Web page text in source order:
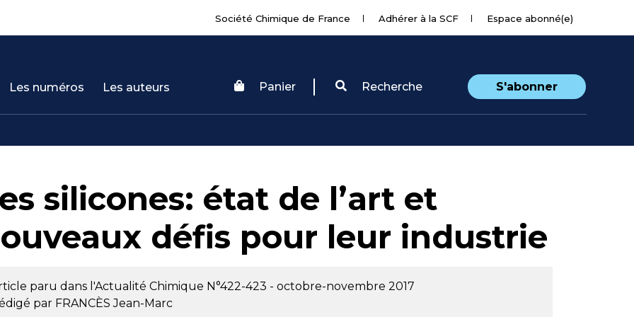
Société Chimique de France Adhérer à la SCF Espace abonné(e)
Les numéros Les auteurs Panier Recherche S'abonner
silicones: état de l’art et
défis pour leur industrie
paru dans l'Actualité Chimique N°422-423 - octobre-novembre 2017
par FRANCÈS Jean-Marc